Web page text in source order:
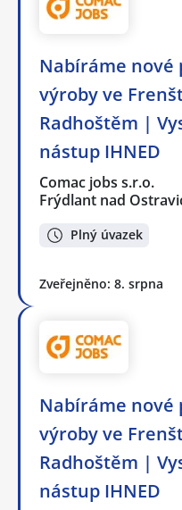
Nabíráme nové
výroby ve
Radhoštěm |
nástup IHNED
Comac jobs s.r.o.
Frýdlant nad
Plný úvazek
Zveřejněno: 8. srpna
Nabíráme nové
výroby ve
Radhoštěm |
nástup IHNED